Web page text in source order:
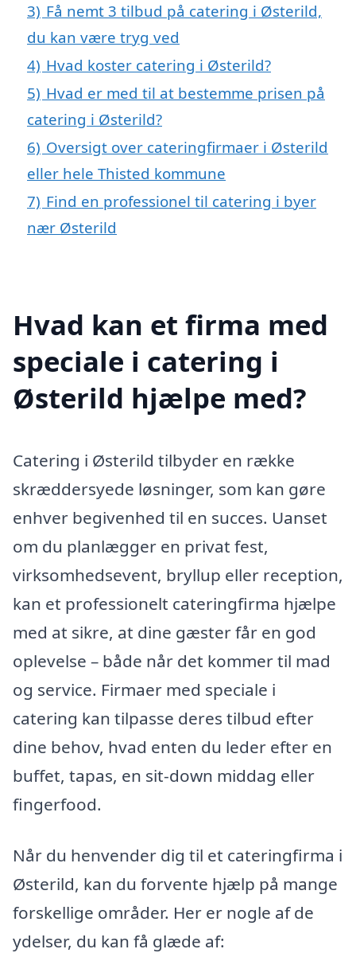
3) Få nemt 3 tilbud på catering i Østerild,
du kan være tryg ved
4) Hvad koster catering i Østerild?
5) Hvad er med til at bestemme prisen på
catering i Østerild?
6) Oversigt over cateringfirmaer i Østerild
eller hele Thisted kommune
7) Find en professionel til catering i byer
nær Østerild
Hvad kan et firma med
speciale i catering i
Østerild hjælpe med?
Catering i Østerild tilbyder en række
skræddersyede løsninger, som kan gøre
enhver begivenhed til en succes. Uanset
om du planlægger en privat fest,
virksomhedsevent, bryllup eller reception,
kan et professionelt cateringfirma hjælpe
med at sikre, at dine gæster får en god
oplevelse – både når det kommer til mad
og service. Firmaer med speciale i
catering kan tilpasse deres tilbud efter
dine behov, hvad enten du leder efter en
buffet, tapas, en sit-down middag eller
fingerfood.
Når du henvender dig til et cateringfirma i
Østerild, kan du forvente hjælp på mange
forskellige områder. Her er nogle af de
ydelser, du kan få glæde af: